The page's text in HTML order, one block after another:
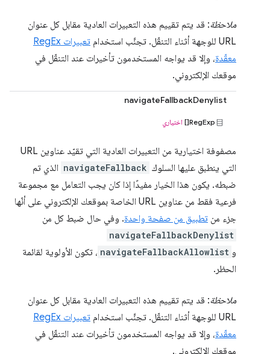
ملاحظة: قد يتم تقييم هذه التعبيرات العادية مقابل كل عنوان
URL للوجهة أثناء التنقّل. تجنَّب استخدام
تعبيرات RegEx
معقّدة، وإلا قد يواجه المستخدمون تأخيرات عند التنقّل في
موقعك الإلكتروني.
navigateFallbackDenylist
RegExp[] اختياري
مصفوفة اختيارية من التعبيرات العادية التي تقيّد عناوين URL
التي ينطبق عليها السلوك navigateFallback الذي تم
ضبطه. يكون هذا الخيار مفيدًا إذا كان يجب التعامل مع مجموعة
فرعية فقط من عناوين URL الخاصة بموقعك الإلكتروني على أنّها
جزء من تطبيق من صفحة واحدة. وفي حال ضبط كل من
navigateFallbackDenylist
و navigateFallbackAllowlist ، تكون الأولوية لقائمة
الحظر.
ملاحظة: قد يتم تقييم هذه التعبيرات العادية مقابل كل عنوان
URL للوجهة أثناء التنقّل. تجنَّب استخدام
تعبيرات RegEx
معقّدة، وإلا قد يواجه المستخدمون تأخيرات عند التنقّل في
موقعك الإلكتروني.